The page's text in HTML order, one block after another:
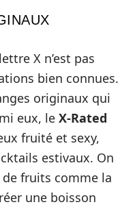
X n’est pas
bien connues.
originaux qui
eux, le X-Rated
fruité et sexy,
estivaux. On
de fruits comme la
une boisson